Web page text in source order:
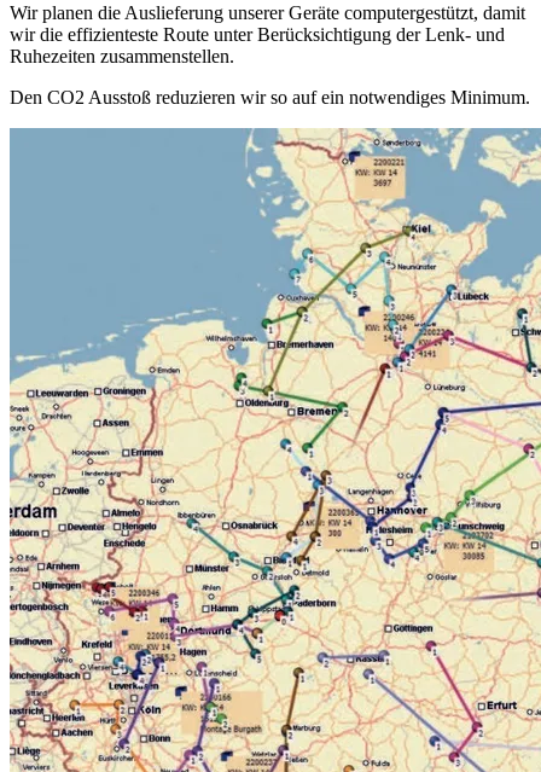
Wir planen die Auslieferung unserer Geräte computergestützt, damit
wir die effizienteste Route unter Berücksichtigung der Lenk- und
Ruhezeiten zusammenstellen.
Den CO2 Ausstoß reduzieren wir so auf ein notwendiges Minimum.